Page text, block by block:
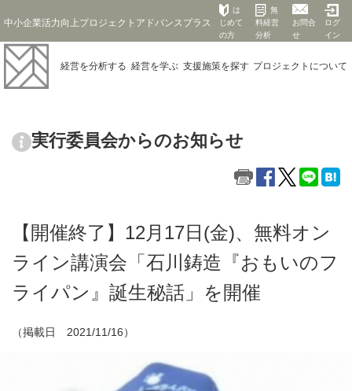
中小企業活力向上プロジェクトアドバンスプラス
は
じめて
の方
無
料経営
分析
お問合
せ
ログ
イン
経営を分析する 経営を学ぶ 支援施策を探す プロジェクト について
実行委員会からのお知らせ
【開催終了】12月17日(金)、無料オン
ライン講演会「石川鋳造『おもいのフ
ライパン』誕生秘話」を開催
（掲載日 2021/11/16）